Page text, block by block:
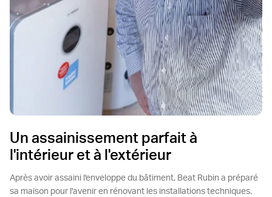
Un assainissement parfait à
l'intérieur et à l'extérieur
Après avoir assaini l'enveloppe du bâtiment, Beat Rubin a préparé
sa maison pour l'avenir en rénovant les installations techniques.